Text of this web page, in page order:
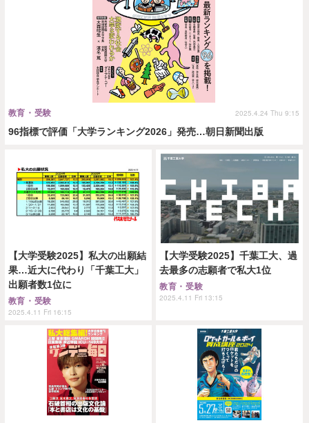
96指標で評価「大学ランキング2026」発売…朝日新聞出版
教育・受験 2025.4.24 Thu 9:15
【大学受験2025】私大の出願結
果…近大に代わり「千葉工大」
出願者数1位に
教育・受験
2025.4.11 Fri 16:15
【大学受験2025】千葉工大、過
去最多の志願者で私大1位
教育・受験
2025.4.11 Fri 13:15